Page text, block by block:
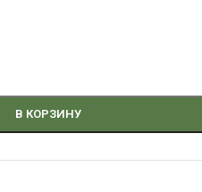
В КОРЗИНУ